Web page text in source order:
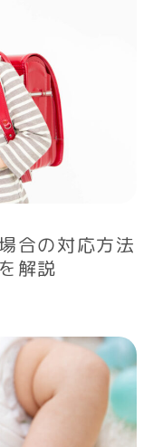
合の対応方法
解説